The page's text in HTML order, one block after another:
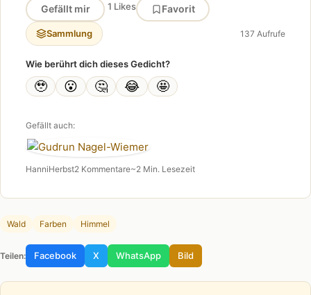
Gefällt mir 1 Likes Favorit
Sammlung 137 Aufrufe
Wie berührt dich dieses Gedicht?
🥹 😮 🤔 😂 🤩
Gefällt auch:
HanniHerbst2 Kommentare~2 Min. Lesezeit
Wald Farben Himmel
Teilen: Facebook X WhatsApp Bild